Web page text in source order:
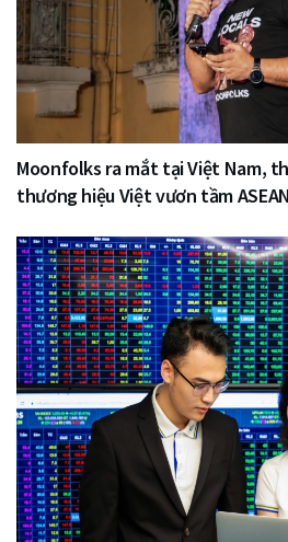
Moonfolks ra mắt tại Việt Nam,
thương hiệu Việt vươn tầm ASEAN